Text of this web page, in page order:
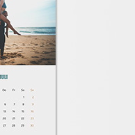
Titelseite
frei wählbar